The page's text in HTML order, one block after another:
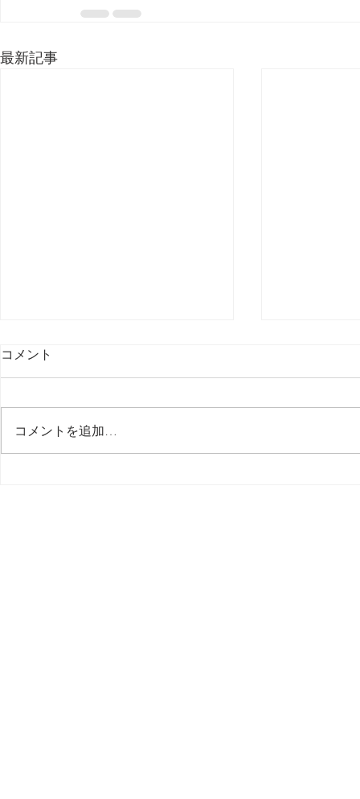
最新記事
最後の日記です
コメント
コメントを追加…